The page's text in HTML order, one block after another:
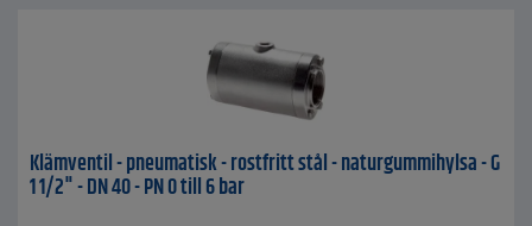
Klämventil - pneumatisk - rostfritt stål - naturgummihylsa - G
1 1/2" - DN 40 - PN 0 till 6 bar